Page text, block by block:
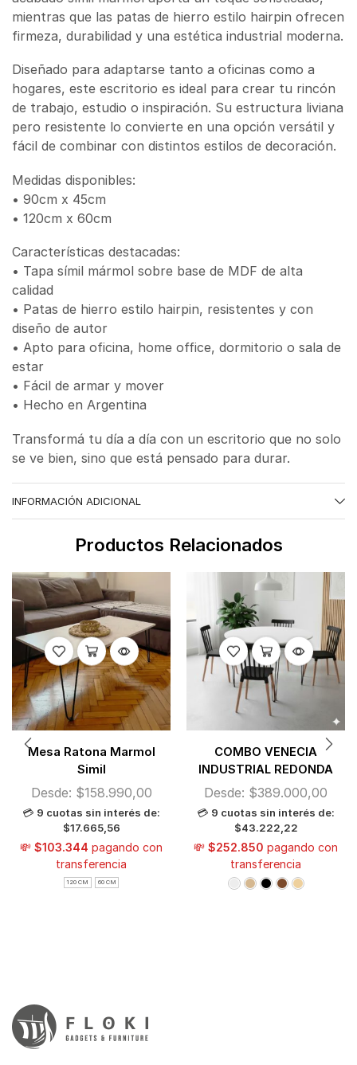
mientras que las patas de hierro estilo hairpin ofrecen
firmeza, durabilidad y una estética industrial moderna.
Diseñado para adaptarse tanto a oficinas como a
hogares, este escritorio es ideal para crear tu rincón
de trabajo, estudio o inspiración. Su estructura liviana
pero resistente lo convierte en una opción versátil y
fácil de combinar con distintos estilos de decoración.
Medidas disponibles:
• 90cm x 45cm
• 120cm x 60cm
Características destacadas:
• Tapa símil mármol sobre base de MDF de alta
calidad
• Patas de hierro estilo hairpin, resistentes y con
diseño de autor
• Apto para oficina, home office, dormitorio o sala de
estar
• Fácil de armar y mover
• Hecho en Argentina
Transformá tu día a día con un escritorio que no solo
se ve bien, sino que está pensado para durar.
INFORMACIÓN ADICIONAL
Productos Relacionados
Mesa Ratona Marmol
Simil
Desde: $158.990,00
💳 9 cuotas sin interés de:
$17.665,56
💸 $103.344 pagando con
transferencia
120 CM 60 CM
COMBO VENECIA
INDUSTRIAL REDONDA
Desde: $389.000,00
💳 9 cuotas sin interés de:
$43.222,22
💸 $252.850 pagando con
transferencia